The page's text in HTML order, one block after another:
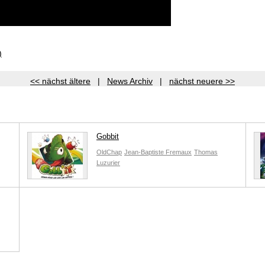
<< nächst ältere | News Archiv | nächst neuere >>
Gobbit
OldChap Jean-Baptiste Fremaux Thomas
Luzurier